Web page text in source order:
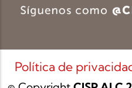
Política de